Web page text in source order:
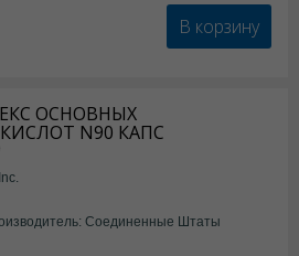
В корзину
ОСНОВНЫХ
N90 КАПС
Соединенные Штаты